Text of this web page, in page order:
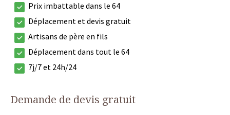
Prix imbattable dans le 64
Déplacement et devis gratuit
Artisans de père en fils
Déplacement dans tout le 64
7j/7 et 24h/24
Demande de devis gratuit